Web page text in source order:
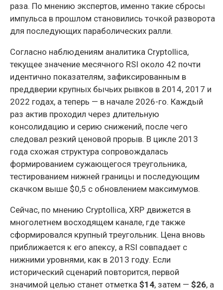
раза. По мнению экспертов, именно такие сбросы
импульса в прошлом становились точкой разворота
для последующих параболических ралли.
Согласно наблюдениям аналитика Cryptollica,
текущее значение месячного RSI около 42 почти
идентично показателям, зафиксированным в
преддверии крупных бычьих рывков в 2014, 2017 и
2022 годах, а теперь — в начале 2026-го. Каждый
раз актив проходил через длительную
консолидацию и серию снижений, после чего
следовал резкий ценовой прорыв. В цикле 2013
года схожая структура сопровождалась
формированием сужающегося треугольника,
тестированием нижней границы и последующим
скачком выше $0,5 с обновлением максимумов.
Сейчас, по мнению Cryptollica, XRP движется в
многолетнем восходящем канале, где также
сформировался крупный треугольник. Цена вновь
приближается к его апексу, а RSI совпадает с
нижними уровнями, как в 2013 году. Если
исторический сценарий повторится, первой
значимой целью станет отметка $14, затем — $26, а